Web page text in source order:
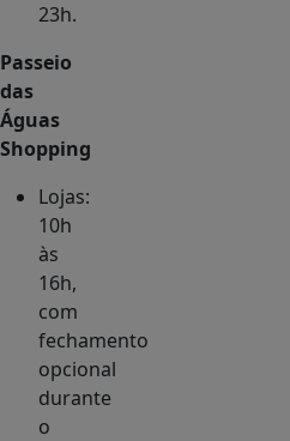
23h.
Passeio
das
Águas
Shopping
Lojas:
10h
às
16h,
com
fechamento
opcional
durante
o